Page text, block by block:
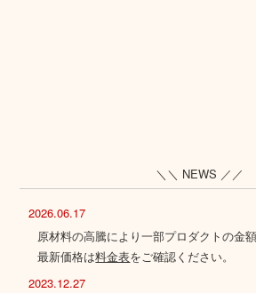
＼＼ NEWS ／／
2026.06.17
原材料の高騰により一部プロダクトの金
最新価格は料金表をご確認ください。
2023.12.27